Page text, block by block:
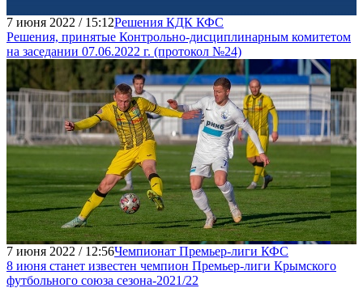
7 июня 2022 / 15:12Решения КДК КФС
Решения, принятые Контрольно-дисциплинарным комитетом
на заседании 07.06.2022 г. (протокол №24)
7 июня 2022 / 12:56Чемпионат Премьер-лиги КФС
8 июня станет известен чемпион Премьер-лиги Крымского
футбольного союза сезона-2021/22